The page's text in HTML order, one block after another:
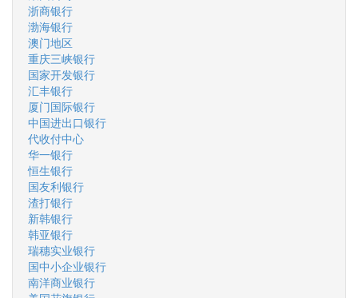
浙商银行
渤海银行
澳门地区
重庆三峡银行
国家开发银行
汇丰银行
厦门国际银行
中国进出口银行
代收付中心
华一银行
恒生银行
国友利银行
渣打银行
新韩银行
韩亚银行
瑞穗实业银行
国中小企业银行
南洋商业银行